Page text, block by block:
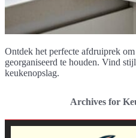
Ontdek het perfecte afdruiprek
georganiseerd te houden. Vind
keukenopslag.
Archives for